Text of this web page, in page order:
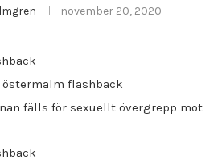
november 20, 2020
flashback
fälls för sexuellt övergrepp mot